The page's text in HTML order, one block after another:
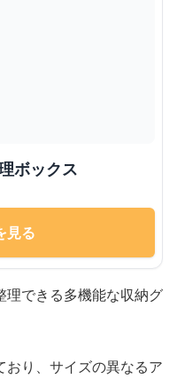
ボックス
見る
理できる多機能な収納グ
り、サイズの異なるア